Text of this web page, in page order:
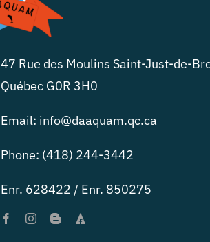
47 Rue des Moulins Saint-Just-de-
Québec G0R 3H0
Email: info@daaquam.qc.ca
Phone: (418) 244-3442
Enr. 628422 / Enr. 850275